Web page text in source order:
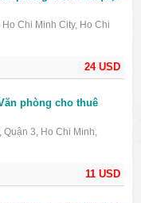
24 USD
Chi Minh City, Ho Chi
11 USD
phòng cho thuê
3, Ho Chi Minh,